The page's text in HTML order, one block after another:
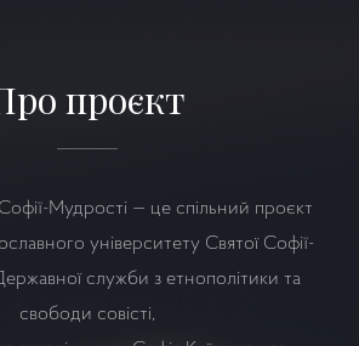
проєкт
Мудрості — це спільний проєкт
університету Святої Софії-
служби з етнополітики та
свободи совісті,